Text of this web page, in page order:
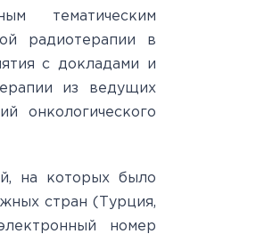
тематическим
радиотерапии в
с докладами и
из ведущих
онкологического
на которых было
стран (Турция,
номер